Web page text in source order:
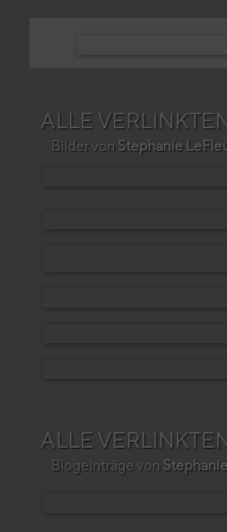
ALLE
Bilder von Stephanie
ALLE
Blogeinträge von